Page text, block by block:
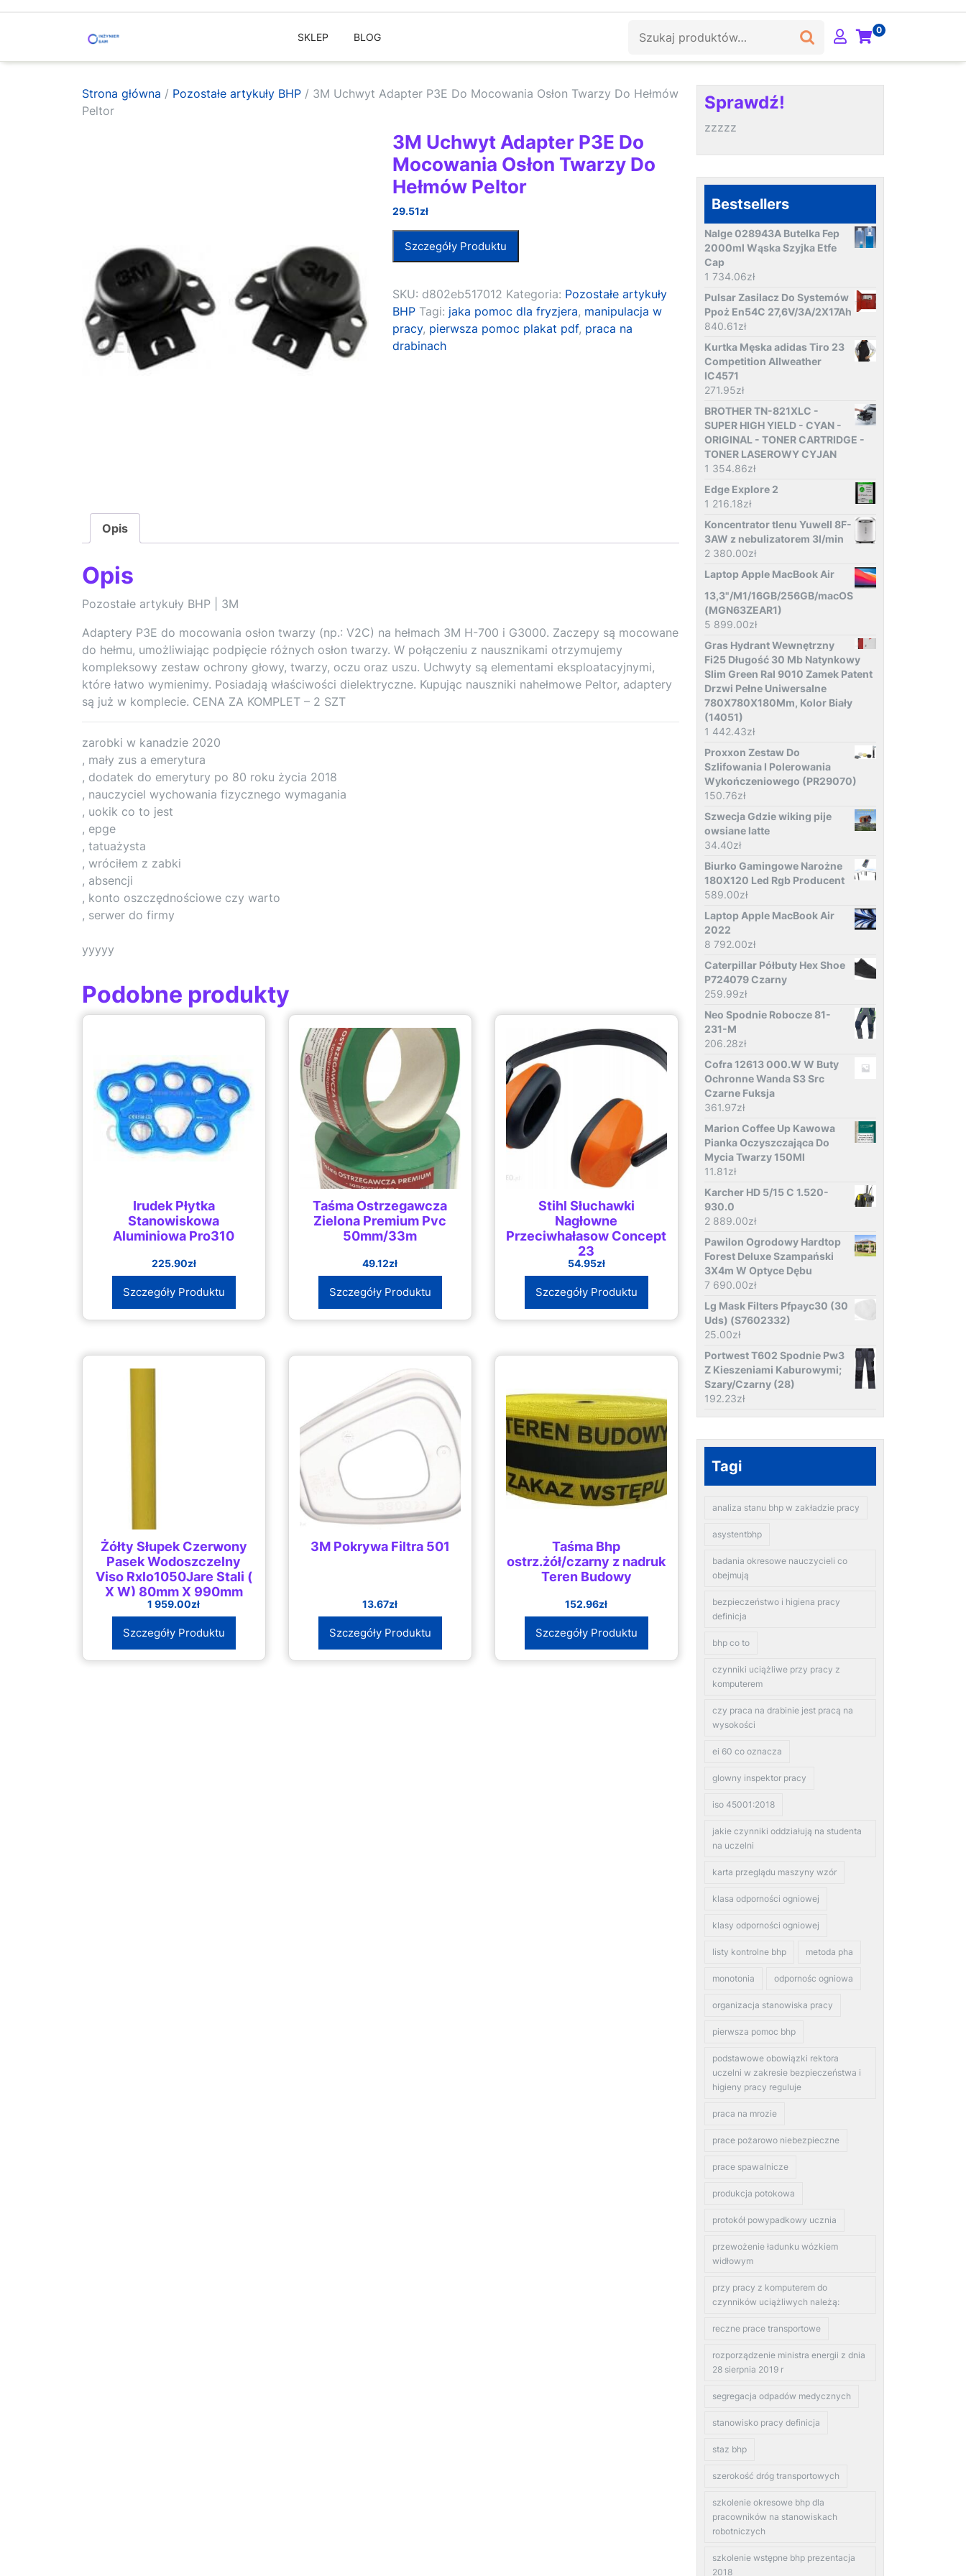
SKLEP BLOG
0
Strona główna / Pozostałe artykuły BHP / 3M Uchwyt Adapter P3E Do Mocowania Osłon Twarzy Do Hełmów
Peltor
3M Uchwyt Adapter P3E Do
Mocowania Osłon Twarzy Do
Hełmów Peltor
29.51zł
Szczegóły Produktu
SKU: d802eb517012 Kategoria: Pozostałe artykuły
BHP Tagi: jaka pomoc dla fryzjera, manipulacja w
pracy, pierwsza pomoc plakat pdf, praca na
drabinach
Opis
Opis
Pozostałe artykuły BHP | 3M
Adaptery P3E do mocowania osłon twarzy (np.: V2C) na hełmach 3M H-700 i G3000. Zaczepy są mocowane
do hełmu, umożliwiając podpięcie różnych osłon twarzy. W połączeniu z nausznikami otrzymujemy
kompleksowy zestaw ochrony głowy, twarzy, oczu oraz uszu. Uchwyty są elementami eksploatacyjnymi,
które łatwo wymienimy. Posiadają właściwości dielektryczne. Kupując nauszniki nahełmowe Peltor, adaptery
są już w komplecie. CENA ZA KOMPLET – 2 SZT
zarobki w kanadzie 2020
, mały zus a emerytura
, dodatek do emerytury po 80 roku życia 2018
, nauczyciel wychowania fizycznego wymagania
, uokik co to jest
, epge
, tatuażysta
, wróciłem z zabki
, absencji
, konto oszczędnościowe czy warto
, serwer do firmy
yyyyy
Podobne produkty
Irudek Płytka
Stanowiskowa
Aluminiowa Pro310
225.90zł
Szczegóły Produktu
Taśma Ostrzegawcza
Zielona Premium Pvc
50mm/33m
49.12zł
Szczegóły Produktu
Stihl Słuchawki
Nagłowne
Przeciwhałasow Concept
23
54.95zł
Szczegóły Produktu
Żółty Słupek Czerwony
Pasek Wodoszczelny
Viso Rxlo1050Jare Stali (
X W) 80mm X 990mm
1 959.00zł
Szczegóły Produktu
3M Pokrywa Filtra 501
13.67zł
Szczegóły Produktu
Taśma Bhp
ostrz.żół/czarny z nadruk
Teren Budowy
152.96zł
Szczegóły Produktu
Sprawdź!
zzzzz
Bestsellers
Nalge 028943A Butelka Fep
2000ml Wąska Szyjka Etfe
Cap
1 734.06zł
Pulsar Zasilacz Do Systemów
Ppoż En54C 27,6V/3A/2X17Ah
840.61zł
Kurtka Męska adidas Tiro 23
Competition Allweather
IC4571
271.95zł
BROTHER TN-821XLC -
SUPER HIGH YIELD - CYAN -
ORIGINAL - TONER CARTRIDGE -
TONER LASEROWY CYJAN
1 354.86zł
Edge Explore 2
1 216.18zł
Koncentrator tlenu Yuwell 8F-
3AW z nebulizatorem 3l/min
2 380.00zł
Laptop Apple MacBook Air
13,3"/M1/16GB/256GB/macOS
(MGN63ZEAR1)
5 899.00zł
Gras Hydrant Wewnętrzny
Fi25 Długość 30 Mb Natynkowy
Slim Green Ral 9010 Zamek Patent
Drzwi Pełne Uniwersalne
780X780X180Mm, Kolor Biały
(14051)
1 442.43zł
Proxxon Zestaw Do
Szlifowania I Polerowania
Wykończeniowego (PR29070)
150.76zł
Szwecja Gdzie wiking pije
owsiane latte
34.40zł
Biurko Gamingowe Narożne
180X120 Led Rgb Producent
589.00zł
Laptop Apple MacBook Air
2022
8 792.00zł
Caterpillar Półbuty Hex Shoe
P724079 Czarny
259.99zł
Neo Spodnie Robocze 81-
231-M
206.28zł
Cofra 12613 000.W W Buty
Ochronne Wanda S3 Src
Czarne Fuksja
361.97zł
Marion Coffee Up Kawowa
Pianka Oczyszczająca Do
Mycia Twarzy 150Ml
11.81zł
Karcher HD 5/15 C 1.520-
930.0
2 889.00zł
Pawilon Ogrodowy Hardtop
Forest Deluxe Szampański
3X4m W Optyce Dębu
7 690.00zł
Lg Mask Filters Pfpayc30 (30
Uds) (S7602332)
25.00zł
Portwest T602 Spodnie Pw3
Z Kieszeniami Kaburowymi;
Szary/Czarny (28)
192.23zł
Tagi
analiza stanu bhp w zakładzie pracy
asystentbhp
badania okresowe nauczycieli co
obejmują
bezpieczeństwo i higiena pracy
definicja
bhp co to
czynniki uciążliwe przy pracy z
komputerem
czy praca na drabinie jest pracą na
wysokości
ei 60 co oznacza
glowny inspektor pracy
iso 45001:2018
jakie czynniki oddziałują na studenta
na uczelni
karta przeglądu maszyny wzór
klasa odporności ogniowej
klasy odporności ogniowej
listy kontrolne bhp metoda pha
monotonia odpornośc ogniowa
organizacja stanowiska pracy
pierwsza pomoc bhp
podstawowe obowiązki rektora
uczelni w zakresie bezpieczeństwa i
higieny pracy reguluje
praca na mrozie
prace pożarowo niebezpieczne
prace spawalnicze
produkcja potokowa
protokół powypadkowy ucznia
przewożenie ładunku wózkiem
widłowym
przy pracy z komputerem do
czynników uciążliwych należą:
reczne prace transportowe
rozporządzenie ministra energii z dnia
28 sierpnia 2019 r
segregacja odpadów medycznych
stanowisko pracy definicja
staz bhp
szerokość dróg transportowych
szkolenie okresowe bhp dla
pracowników na stanowiskach
robotniczych
szkolenie wstępne bhp prezentacja
2018